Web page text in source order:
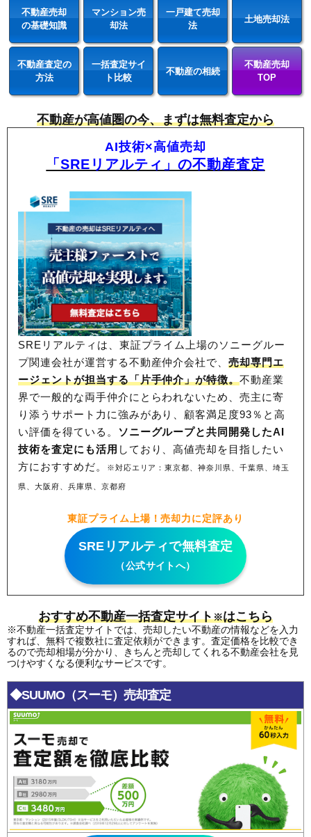
不動産売却
の基礎知識
マンション売
却法
一戸建て売却
法
土地売却法
不動産査定の
方法
一括査定サイ
ト比較
不動産の相続
不動産売却
TOP
不動産が高値圏の今、まずは無料査定から
AI技術×高値売却
「SREリアルティ」の不動産査定
SREリアルティは、東証プライム上場のソニーグルー
プ関連会社が運営する不動産仲介会社で、売却専門エ
ージェントが担当する「片手仲介」が特徴。不動産業
界で一般的な両手仲介にとらわれないため、売主に寄
り添うサポート力に強みがあり、顧客満足度93％と高
い評価を得ている。 ソニーグループと共同開発したAI
技術を査定にも活用 しており、高値売却を目指したい
方におすすめだ。
※対応エリア：東京都、神奈川県、千葉県、埼玉
県、大阪府、兵庫県、京都府
東証プライム上場！売却力に定評あり
SREリアルティで無料査定
（公式サイトへ）
おすすめ不動産一括査定サイト※はこちら
※不動産一括査定サイトでは、売却したい不動産の情報などを入力
すれば、無料で複数社に査定依頼ができます。査定価格を比較でき
るので売却相場が分かり、きちんと売却してくれる不動産会社を見
つけやすくなる便利なサービスです。
◆SUUMO（スーモ）売却査定